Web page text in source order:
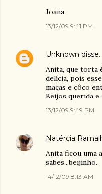
Joana
13/12/09 9:41 PM
Unknown disse…
Anita, que torta
delícia, pois
maçãs e côco
Beijos querida
13/12/09 9:49 PM
Natércia
Anita ficou uma
sabes...beijinho.
14/12/09 8:13 AM